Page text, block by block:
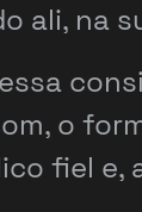
ali, na
o
fiel